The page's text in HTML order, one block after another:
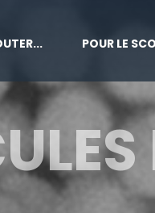
POUR LE